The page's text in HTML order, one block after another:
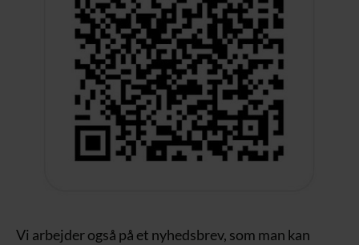
Vi arbejder også på et nyhedsbrev, som man kan